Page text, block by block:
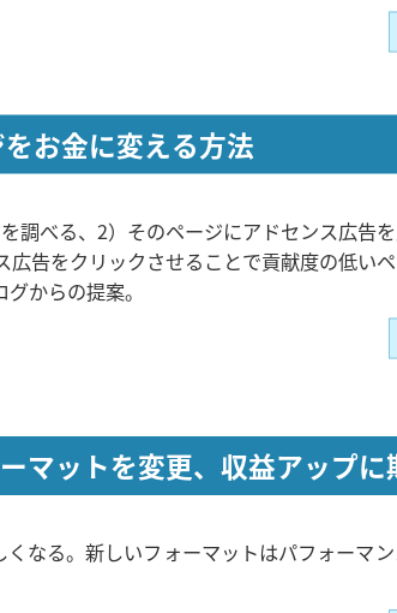
お金に変える方法
調べる、2）そのページにアドセンス広告
告をクリックさせることで貢献度の低い
からの提案。
マットを変更、収益アップに
なる。新しいフォーマットはパフォーマ